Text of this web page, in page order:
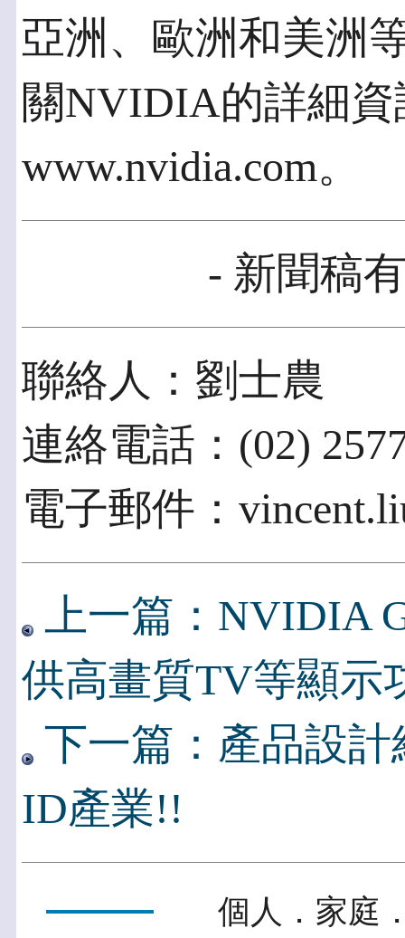
亞洲、歐洲和美洲
關NVIDIA的詳細
www.nvidia.com。
- 新聞稿
聯絡人：劉士農
連絡電話：(02)
電子郵件：
上一篇：NVIDIA
供高畫質TV等顯示
下一篇：產品設
ID產業!!
個人．家庭